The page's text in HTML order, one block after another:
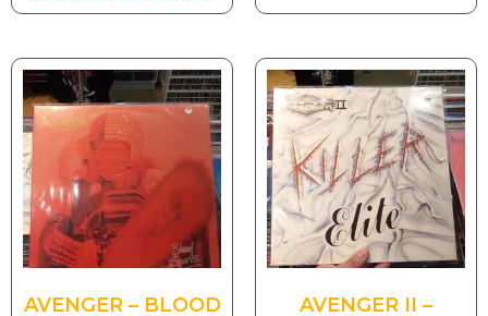
AVENGER – BLOOD
AVENGER II –